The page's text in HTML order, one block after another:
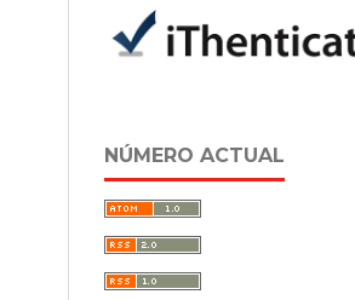
NÚMERO ACTUAL